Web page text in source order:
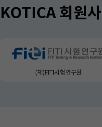
KOTICA 회원사
(재)FITI시험연구원